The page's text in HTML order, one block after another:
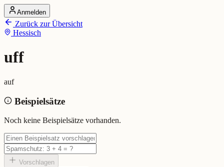
Startseite
Alle Dialekte
Dialekte vergleichen
Dialekt-Karte
uff (Hessisch)
Bedeutung:auf
Anmelden
Zurück zur Übersicht
Hessisch
uff
auf
Beispielsätze
Noch keine Beispielsätze vorhanden.
Vorschlagen